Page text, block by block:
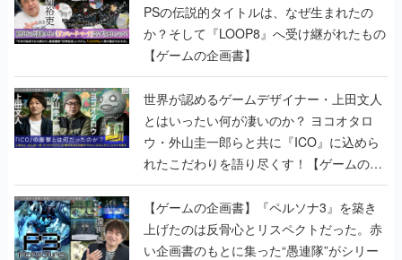
PSの伝説的タイトルは、なぜ生まれたの
か？そして『LOOP8』へ受け継がれたもの
【ゲームの企画書】
世界が認めるゲームデザイナー・上田文人
とはいったい何が凄いのか？ ヨコオタロ
ウ・外山圭一郎らと共に『ICO』に込めら
れたこだわりを語り尽くす！【ゲームの企
画書】
【ゲームの企画書】『ペルソナ3』を築き
上げたのは反骨心とリスペクトだった。赤
い企画書のもとに集った“愚連隊”がシリー